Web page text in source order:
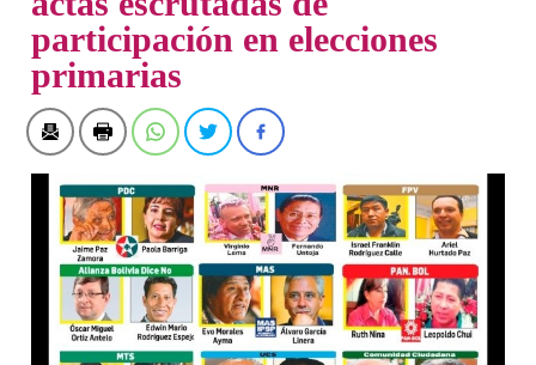
participación en elecciones
primarias